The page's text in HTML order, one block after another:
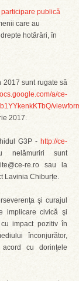
publică
care au
hotărâri, în
2017 sunt rugate să
a/ce-
2017.
G3P - http://ce-
sunt
re.ro sau la
Lavinia Chiburțe.
şi curajul
implicare civică şi
impact pozitiv în
înconjurător,
acord cu dorinţele